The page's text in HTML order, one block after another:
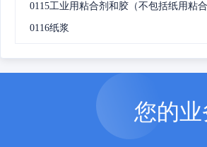
0115工业用粘合剂和胶（不包括纸用粘合
0116纸浆
您的